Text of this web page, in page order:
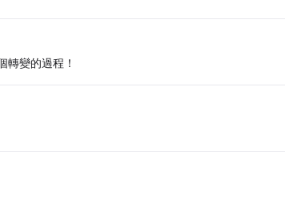
轉變的過程！